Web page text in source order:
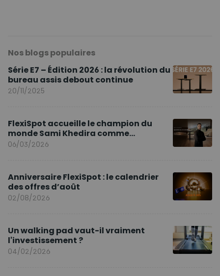
Nos blogs populaires
Série E7 – Édition 2026 : la révolution du
bureau assis debout continue
20/11/2025
FlexiSpot accueille le champion du
monde Sami Khedira comme
ambassadeur de la marque en Europe
06/03/2026
Anniversaire FlexiSpot : le calendrier
des offres d’août
02/08/2026
Un walking pad vaut-il vraiment
l'investissement ?
04/02/2026